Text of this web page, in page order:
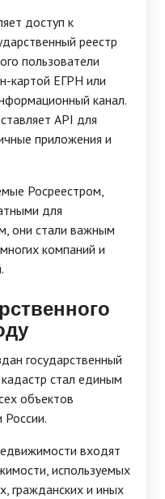
доступ к
реестр
пользователи
картой ЕГРН или
канал.
API для
приложения и
Росреестром,
для
они стали важным
компаний и
государственный
стал единым
объектов
входят
используемых
гражданских и иных